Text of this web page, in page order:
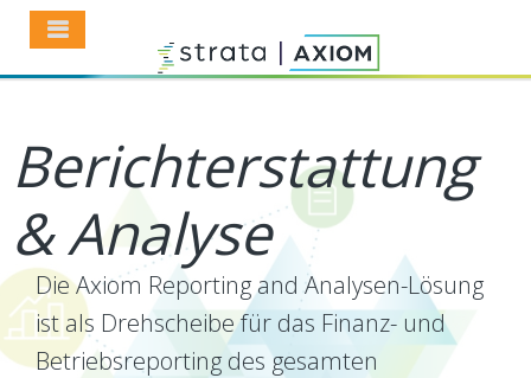
Berichterstattung
& Analyse
Die Axiom Reporting and Analysen-Lösung
ist als Drehscheibe für das Finanz- und
Betriebsreporting des gesamten